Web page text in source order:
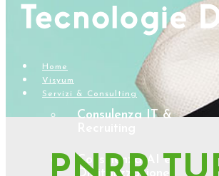
Home
Visyum
Servizi & Consulting
Consulenza IT &
Consulenza AI e